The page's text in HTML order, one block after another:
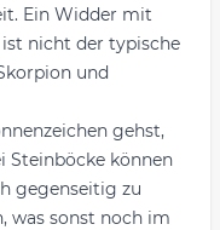
Ein Widder mit
ist nicht der typische
und
gehst,
Steinböcke können
gegenseitig zu
was sonst noch im